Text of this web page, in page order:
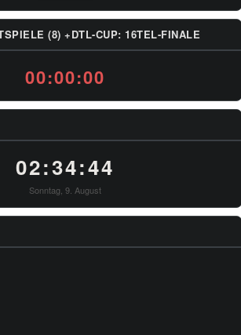
(8) +DTL-CUP: 16TEL-FINALE
00:00:00
02:34:45
Sonntag, 9. August